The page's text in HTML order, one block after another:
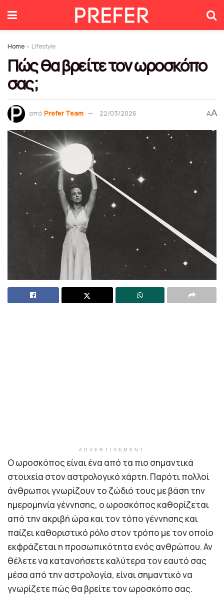
Home Lifestyle
Πώς θα βρείτε τον ωροσκόπο
σας;
από Prefer Team 22/03/2026 AA
ADVERTISEMENT
Ο ωροσκόπος είναι ένα από τα πιο σημαντικά
στοιχεία στον αστρολογικό χάρτη. Παρότι πολλοί
άνθρωποι γνωρίζουν το ζώδιό τους με βάση την
ημερομηνία γέννησης, ο ωροσκόπος καθορίζεται
από την ακριβή ώρα και τον τόπο γέννησης και
παίζει καθοριστικό ρόλο στον τρόπο με τον οποίο
εκφράζεται η προσωπικότητα ενός ανθρώπου. Αν
θέλετε να κατανοήσετε καλύτερα τον εαυτό σας
μέσα από την αστρολογία, είναι σημαντικό να
γνωρίζετε πώς θα βρείτε τον ωροσκόπο σας.